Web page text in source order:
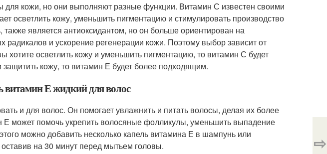
кожи, но они выполняют разные функции. Витамин С известен своими
осветлить кожу, уменьшить пигментацию и стимулировать производство
является антиоксидантом, но он больше ориентирован на
радикалов и ускорение регенерации кожи. Поэтому выбор зависит от
хотите осветлить кожу и уменьшить пигментацию, то витамин С будет
кожу, то витамин Е будет более подходящим.
витамин Е жидкий для волос
и для волос. Он помогает увлажнить и питать волосы, делая их более
может помочь укрепить волосяные фолликулы, уменьшить выпадение
можно добавить несколько капель витамина Е в шампунь или
оставив на 30 минут перед мытьем головы.
⇨